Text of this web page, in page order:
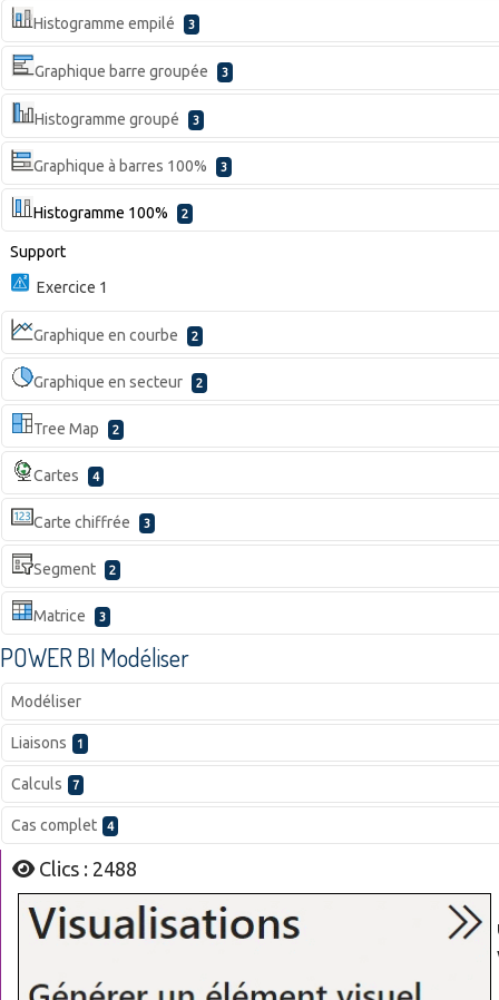
Histogramme empilé 3
Graphique barre groupée 3
Histogramme groupé 3
Graphique à barres 100% 3
Histogramme 100% 2
Support
Exercice 1
Graphique en courbe 2
Graphique en secteur 2
Tree Map 2
Cartes 4
Carte chiffrée 3
Segment 2
Matrice 3
POWER BI Modéliser
Modéliser
Liaisons 1
Calculs 7
Cas complet 4
Clics : 2488